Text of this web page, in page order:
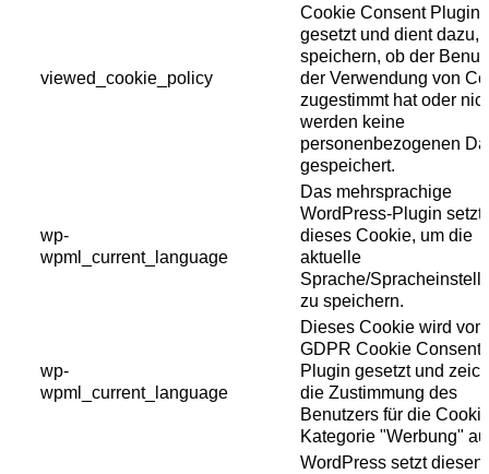
viewed_cookie_policy
Cookie Consent Plugin
gesetzt und dient dazu,
speichern, ob der
der Verwendung von
zugestimmt hat oder
werden keine
personenbezogenen
gespeichert.
wp-
wpml_current_language
Das mehrsprachige
WordPress-Plugin setzt
dieses Cookie, um die
aktuelle
Sprache/
zu speichern.
wp-
wpml_current_language
Dieses Cookie wird vom
GDPR Cookie Consent
Plugin gesetzt und
die Zustimmung des
Benutzers für die
Kategorie "Werbung"
WordPress setzt diesen